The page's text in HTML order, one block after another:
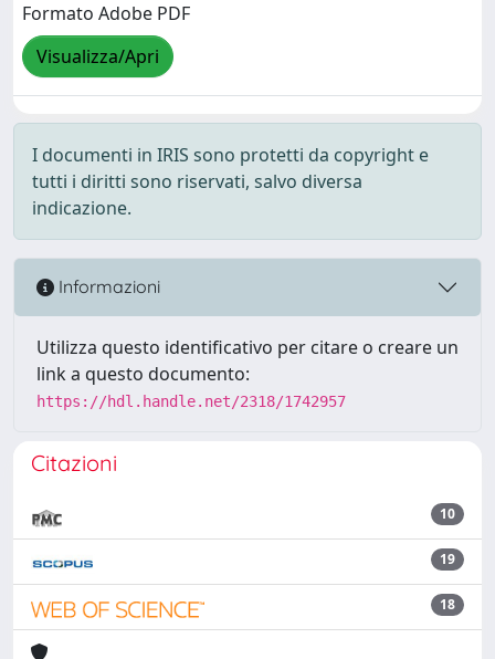
Formato Adobe PDF
Visualizza/Apri
I documenti in IRIS sono protetti da copyright e
tutti i diritti sono riservati, salvo diversa
indicazione.
Informazioni
Utilizza questo identificativo per citare o creare un
link a questo documento:
https://hdl.handle.net/2318/1742957
Citazioni
10
19
18